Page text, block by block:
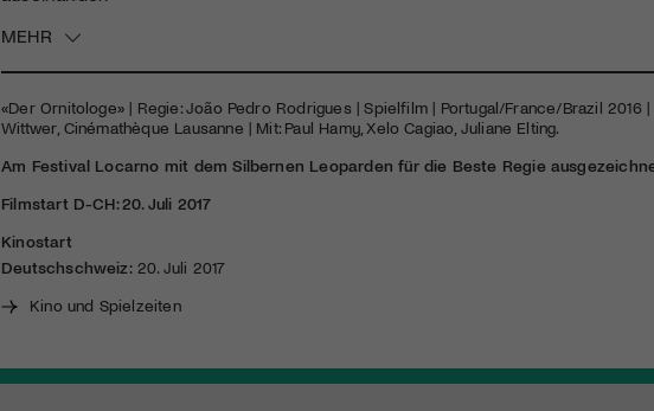
MEHR
«Der Ornitologe» | Regie: João Pedro Rodrigues | Spielfilm | Portugal/France/Brazil 2016 |
Wittwer, Cinémathèque Lausanne | Mit: Paul Hamy, Xelo Cagiao, Juliane Elting.
Am Festival Locarno mit dem Silbernen Leoparden für die Beste Regie
Filmstart D-CH: 20. Juli 2017
Kinostart
Deutschschweiz:20. Juli 2017
Kino und Spielzeiten